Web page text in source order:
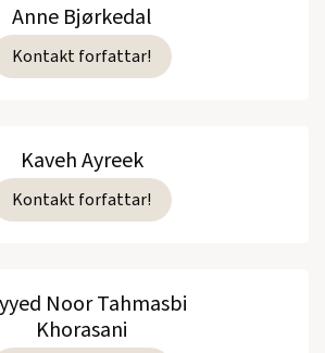
Anne Bjørkedal
Kontakt forfattar!
Kaveh Ayreek
Kontakt forfattar!
Noor Tahmasbi
Khorasani